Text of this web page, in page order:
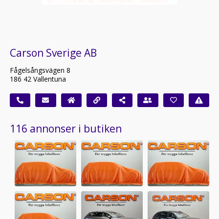
Carson Sverige AB
Fågelsångsvägen 8
186 42 Vallentuna
116 annonser i butiken